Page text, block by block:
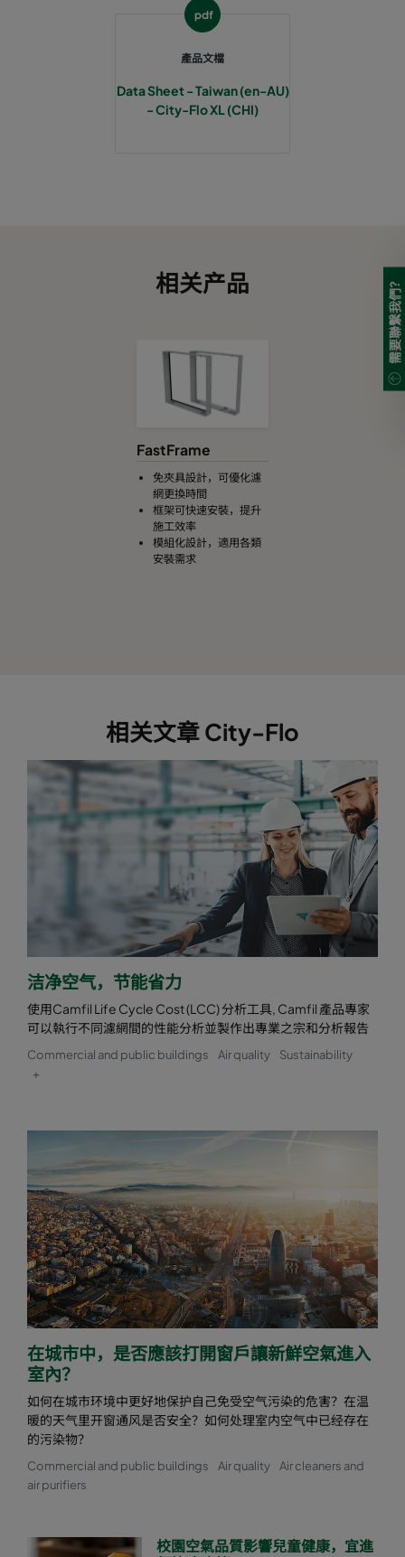
pdf
產品文檔
Data Sheet - Taiwan (en-AU)
- City-Flo XL (CHI)
相关产品
FastFrame
免夾具設計，可優化濾
網更換時間
框架可快速安裝，提升
施工效率
模組化設計，適用各類
安裝需求
相关文章 City-Flo
洁净空气，节能省力
使用Camfil Life Cycle Cost (LCC) 分析工具, Camfil 產品專家
可以執行不同濾網間的性能分析並製作出專業之宗和分析報告
Commercial and public buildings Air quality
Sustainability
+
在城市中，是否應該打開窗戶讓新鮮空氣進入
室內？
如何在城市环境中更好地保护自己免受空气污染的危害？在温
暖的天气里开窗通风是否安全？如何处理室内空气中已经存在
的污染物？
Commercial and public buildings Air quality
Air cleaners and
air purifiers
校園空氣品質影響兒童健康，宜進
需要聯繫我們?